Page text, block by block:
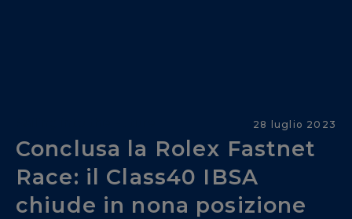
28 luglio 2023
Conclusa la Rolex Fastnet
Race: il Class40 IBSA
chiude in nona posizione